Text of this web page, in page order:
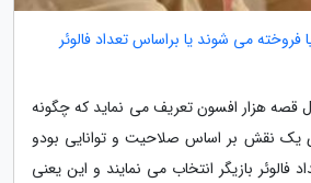
فروخته می شوند یا براساس تعداد فالوئر
قصه هزار افسون تعریف می نماید که چگونه
یک نقش بر اساس صلاحیت و توانایی بودو
بازیگر انتخاب می نمایند و این یعنی